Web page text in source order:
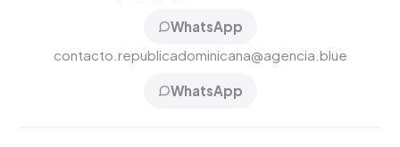
WhatsApp
contacto.republicadominicana@agencia.blue
WhatsApp